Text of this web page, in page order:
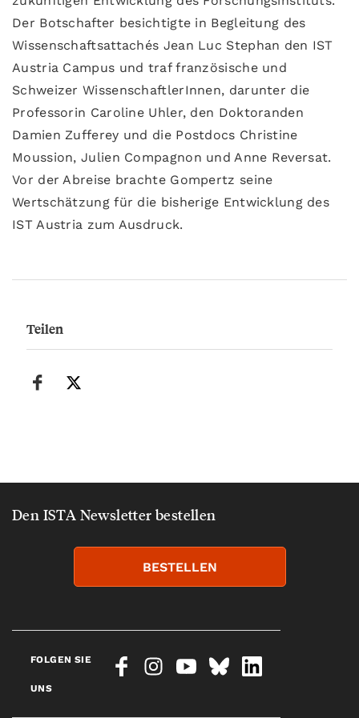
Der Botschafter besichtigte in Begleitung des
Wissenschaftsattachés Jean Luc Stephan den IST
Austria Campus und traf französische und
Schweizer WissenschaftlerInnen, darunter die
Professorin Caroline Uhler, den Doktoranden
Damien Zufferey und die Postdocs Christine
Moussion, Julien Compagnon und Anne Reversat.
Vor der Abreise brachte Gompertz seine
Wertschätzung für die bisherige Entwicklung des
IST Austria zum Ausdruck.
Teilen
Den ISTA Newsletter bestellen
BESTELLEN
FOLGEN SIE
UNS